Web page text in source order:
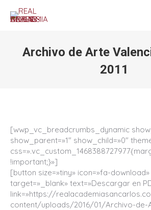
Archivo de Arte
2011
[wwp_vc_breadcrumbs_dynamic
show_parent=»1″ show_child=»0″
!important;}»]
[button size=»tiny» icon=»fa-
target=»_blank» text=»Descargar en
link=»https://
content/uploads/2016/01/Archivo-de-